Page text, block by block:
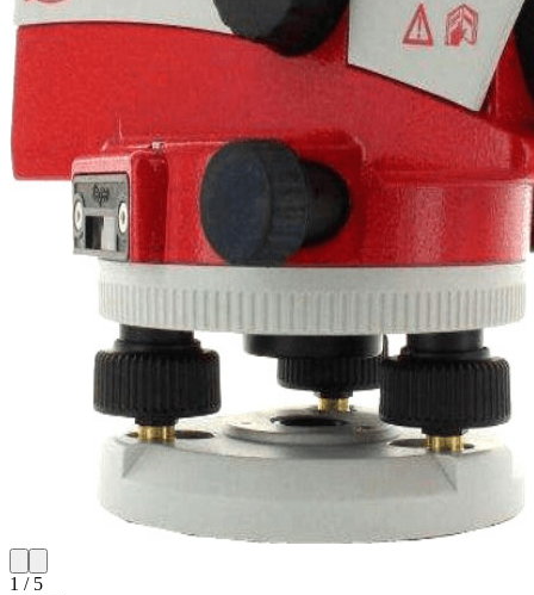
1 / 5